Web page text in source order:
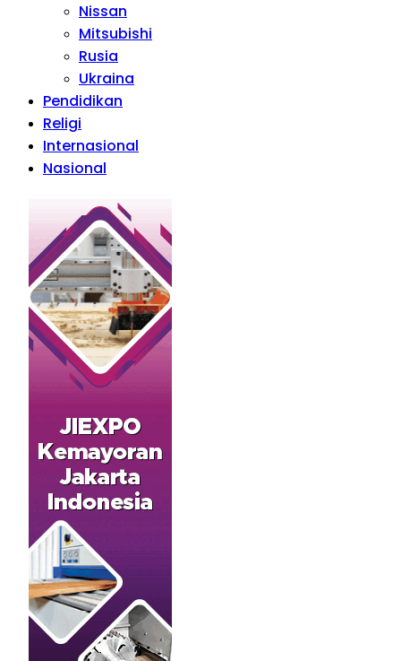
Nissan
Mitsubishi
Rusia
Ukraina
Pendidikan
Religi
Internasional
Nasional